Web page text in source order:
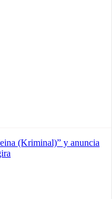
(Kriminal)” y anuncia